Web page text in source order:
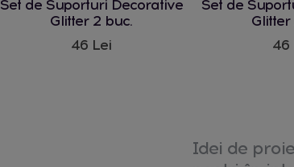
Set de Suporturi Decorative
Glitter 2 buc.
46 Lei
Set de
46
Idei de